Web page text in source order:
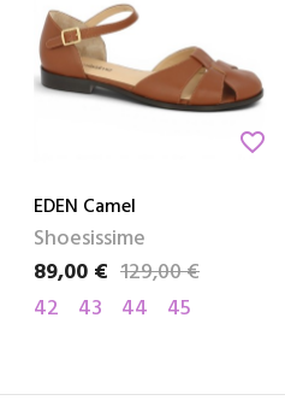
favorite_border
EDEN Camel
Shoesissime
Prix
89,00 €
Prix de base129,00 €
42
43 44 45